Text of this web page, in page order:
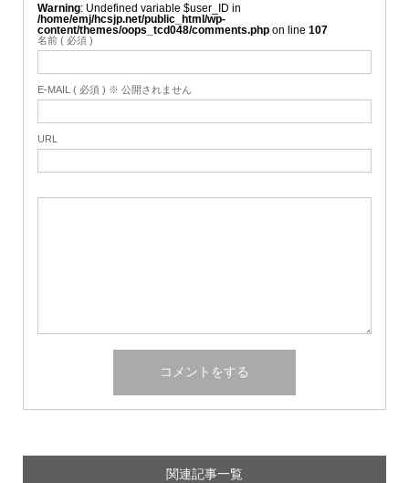
Warning : Undefined variable $user_ID in
/home/emj/hcsjp.net/public_html/wp-
content/themes/oops_tcd048/comments.phpon line 107
名前 ( 必須 )
E-MAIL ( 必須 ) ※ 公開されません
URL
関連記事一覧